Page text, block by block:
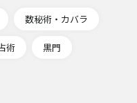
数秘術・カバラ
術 黒門